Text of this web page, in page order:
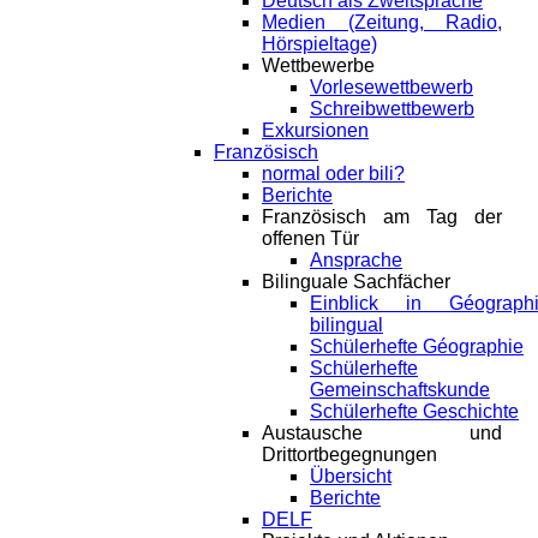
Medien (Zeitung, Radio,
Hörspieltage)
Wettbewerbe
Vorlesewettbewerb
Schreibwettbewerb
Exkursionen
Französisch
normal oder bili?
Berichte
Französisch am Tag der
offenen Tür
Ansprache
Bilinguale Sachfächer
Einblick in
bilingual
Schülerhefte Géographie
Schülerhefte
Gemeinschaftskunde
Schülerhefte Geschichte
Austausche und
Drittortbegegnungen
Übersicht
Berichte
DELF